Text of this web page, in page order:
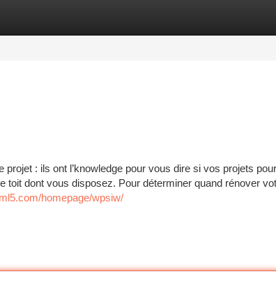
: ils ont l’knowledge pour vous dire si vos projets
toit dont vous disposez. Pour déterminer quand rénover
homepage/wpsiw/